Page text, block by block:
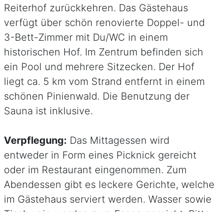
Reiterhof zurückkehren. Das Gästehaus
verfügt über schön renovierte Doppel- und
3-Bett-Zimmer mit Du/WC in einem
historischen Hof. Im Zentrum befinden sich
ein Pool und mehrere Sitzecken. Der Hof
liegt ca. 5 km vom Strand entfernt in einem
schönen Pinienwald. Die Benutzung der
Sauna ist inklusive.
Verpflegung: Das Mittagessen wird
entweder in Form eines Picknick gereicht
oder im Restaurant eingenommen. Zum
Abendessen gibt es leckere Gerichte, welche
im Gästehaus serviert werden. Wasser sowie